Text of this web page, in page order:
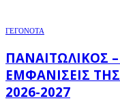
ΓΕΓΟΝΟΤΑ
ΠΑΝΑΙΤΩΛΙΚΌΣ
ΕΜΦΑΝΊΣΕΙΣ
2026-2027